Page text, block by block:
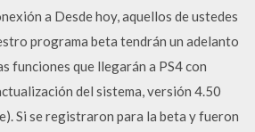
a Desde hoy, aquellos de ustedes
programa beta tendrán un adelanto
funciones que llegarán a PS4 con
del sistema, versión 4.50
Si se registraron para la beta y fueron